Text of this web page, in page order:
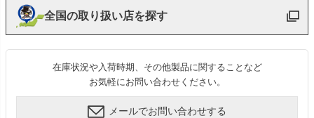
全国の取り扱い店を探す
在庫状況や入荷時期、その他製品に関することなど
お気軽にお問い合わせください。
メールでお問い合わせする